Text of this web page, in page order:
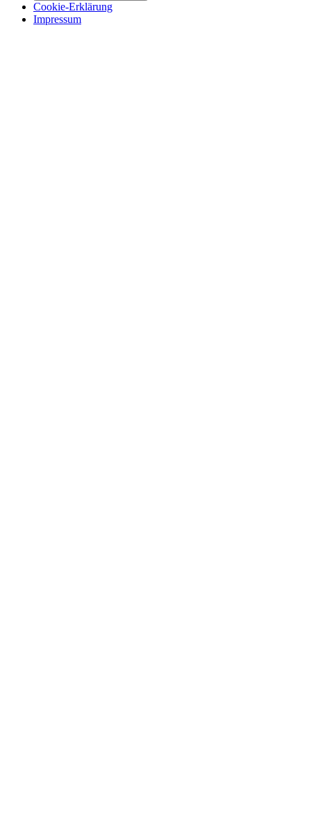
Cookie-Erklärung
Impressum